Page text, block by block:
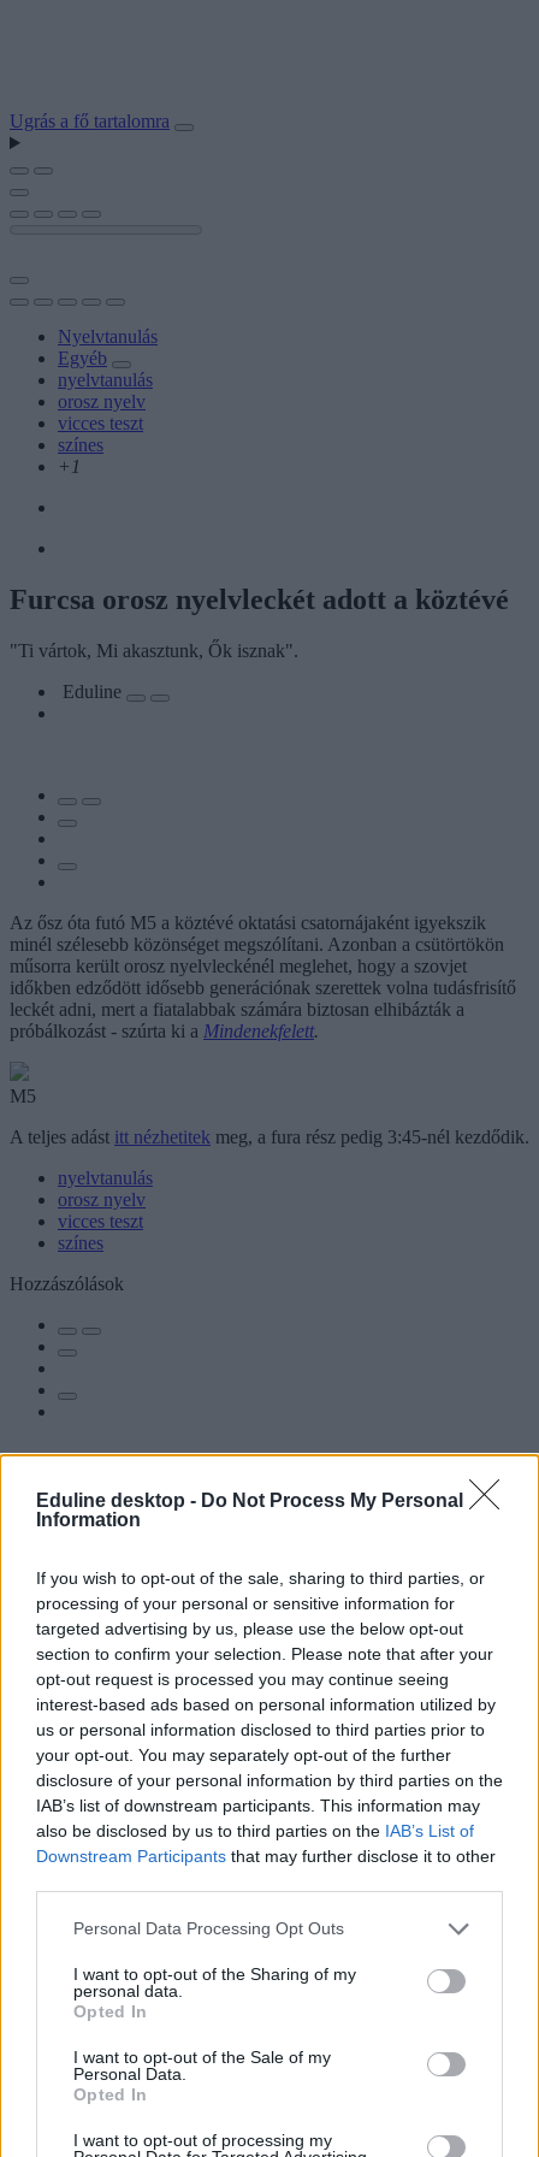
Eduline desktop - Do Not Process My Personal
Information
If you wish to opt-out of the sale, sharing to third parties, or
processing of your personal or sensitive information for
targeted advertising by us, please use the below opt-out
section to confirm your selection. Please note that after your
opt-out request is processed you may continue seeing
interest-based ads based on personal information utilized by
us or personal information disclosed to third parties prior to
your opt-out. You may separately opt-out of the further
disclosure of your personal information by third parties on the
IAB’s list of downstream participants. This information may
also be disclosed by us to third parties on the IAB’s List of
Downstream Participants that may further disclose it to other
Personal Data Processing Opt Outs
I want to opt-out of the Sharing of my
personal data.
Opted In
I want to opt-out of the Sale of my
Personal Data.
Opted In
I want to opt-out of processing my
Ugrás a fő tartalomra
Nyelvtanulás
Egyéb
nyelvtanulás
orosz nyelv
vicces teszt
színes
+1
Furcsa orosz nyelvleckét adott a köztévé
"Ti vártok, Mi akasztunk, Ők isznak".
Eduline
Az ősz óta futó M5 a köztévé oktatási csatornájaként igyekszik
minél szélesebb közönséget megszólítani. Azonban a csütörtökön
műsorra került orosz nyelvleckénél meglehet, hogy a szovjet
időkben edződött idősebb generációnak szerettek volna tudásfrisítő
leckét adni, mert a fiatalabbak számára biztosan elhibázták a
próbálkozást - szúrta ki a Mindenekfelett.
M5
A teljes adást itt nézhetitek meg, a fura rész pedig 3:45-nél kezdődik.
nyelvtanulás
orosz nyelv
vicces teszt
színes
Hozzászólások
Hana György: „Méltóságot, tekintélyt kell adni az
oktatásról szóló közbeszédnek”
Az új kormány az elődökétől merőben eltérő kommunikációs
stratégiával kezdte meg működését. Az egyes minisztériumok
szintjére kiterjesztett hiperaktivitás érezhetően felszabadulást,
optimizmust ébresztett és éltet. Különösen az olyan, korábban porig
alázott ágazatban, mint az oktatás. Ám pontosan ez a lendület az,
ami egy újabb megkerülhetetlen kihívást is előtérbe rántott: az
érdemi társadalmi egyeztetés ígéretének beváltását, vagy más szóval
„kényszerét”. Ennek, az amúgy pozitív stressznek a kezeléséhez
igyekszem az alábbiakban szempontokat adni. Hana György
humánökológus, közoktatási vezető véleménycikke.
Közoktatás
Vendégszerző
levelezős hallgatót érinthet a szabály
„Szinte bárhol voltam állásinterjún, mikor megtudták, hogy levelező
tagozatos hallgató vagyok, egyből húzni kezdték a szájukat” –
számolt be tapasztalatairól az Eduline-nak egy egyetemista. Példája
hasonló nehézségekről.
Campus life